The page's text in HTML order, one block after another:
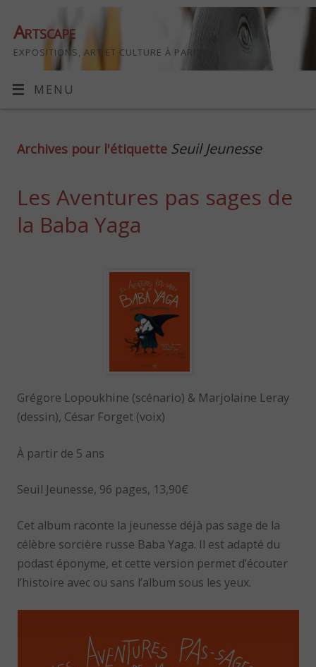
Artscape
EXPOSITIONS, ART ET CULTURE À PARIS
MENU
Archives pour l'étiquette Seuil Jeunesse
Les Aventures pas sages de
la Baba Yaga
Grégore Lopoukhine (scénario) & Marjolaine Leray
(dessin), César Forget (voix)
À partir de 5 ans
Seuil Jeunesse, 96 pages, 13,90€
Cet album raconte la jeunesse déjà pas sage de la
célèbre sorcière russe Baba Yaga. Il est adapté du
podast éponyme, et cette version permet d’écouter
l’histoire avec ou sans l’album sous les yeux.